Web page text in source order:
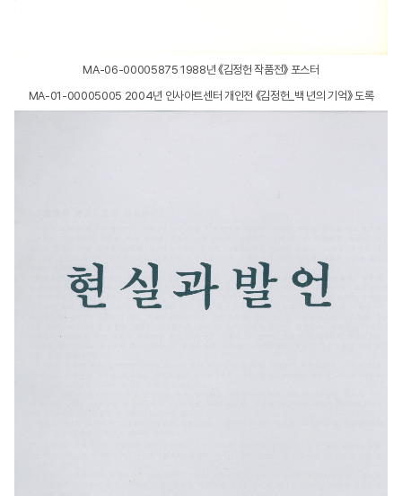
MA-06-00005875 1988년 《김정헌 작품전》 포스터
MA-01-00005005 2004년 인사아트센터 개인전 《김정헌_백 년의 기억》 도록